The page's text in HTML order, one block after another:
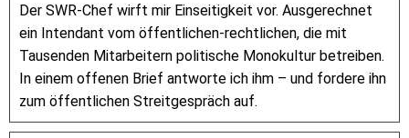
Der SWR-Chef wirft mir Einseitigkeit vor. Ausgerechnet
ein Intendant vom öffentlichen-rechtlichen, die mit
Tausenden Mitarbeitern politische Monokultur betreiben.
In einem offenen Brief antworte ich ihm – und fordere ihn
zum öffentlichen Streitgespräch auf.